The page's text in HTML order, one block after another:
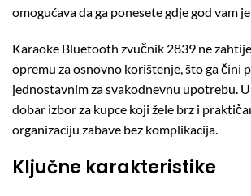
omogućava da ga ponesete gdje god vam
Karaoke Bluetooth zvučnik 2839 ne
opremu za osnovno korištenje, što ga čini
jednostavnim za svakodnevnu upotrebu.
dobar izbor za kupce koji žele brz i
organizaciju zabave bez komplikacija.
Ključne karakteristike